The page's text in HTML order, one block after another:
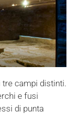
tre campi distinti.
e fusi
di punta